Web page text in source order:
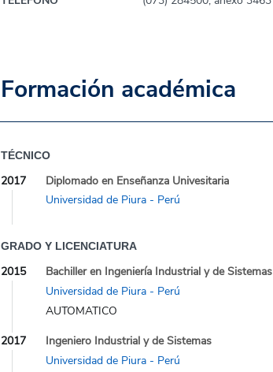
Formación académica
TÉCNICO
2017
Diplomado en Enseñanza Univesitaria
Universidad de Piura - Perú
GRADO Y LICENCIATURA
2015
Bachiller en Ingeniería Industrial y de Sistemas
Universidad de Piura - Perú
AUTOMATICO
2017
Ingeniero Industrial y de Sistemas
Universidad de Piura - Perú